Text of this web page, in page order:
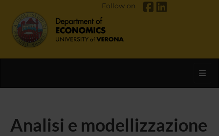
Follow on
Analisi e modellizzazione